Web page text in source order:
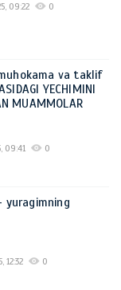
09:22 0
va taklif
YECHIMINI
MUAMMOLAR
09:41 0
yuragimning
12:32 0